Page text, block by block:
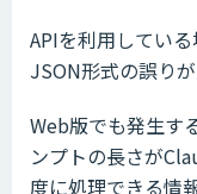
APIを利用してい
JSON形式の誤り
Web版でも発生す
ンプトの長さが
度に処理できる情